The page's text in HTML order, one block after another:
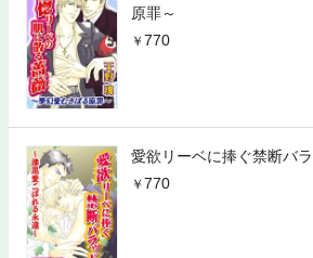
原罪～
770
愛欲リーベに捧ぐ禁断バ
770